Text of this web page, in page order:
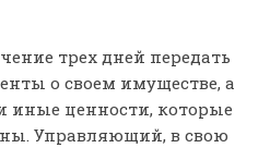
трех дней передать
о своем имуществе, а
иные ценности, которые
Управляющий, в свою